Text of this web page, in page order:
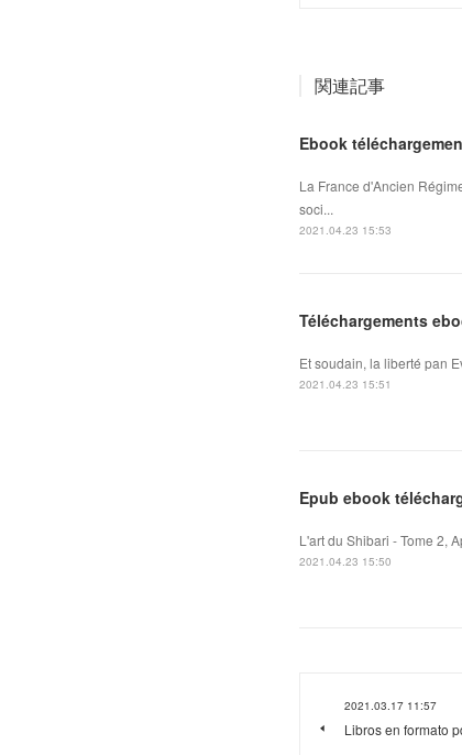
関連記事
Ebook
La France d'Ancien
soci...
2021.04.23 15:53
Téléchargements
Et soudain, la liberté pan
2021.04.23 15:51
Epub ebook
L'art du Shibari - Tome 2,
2021.04.23 15:50
2021.03.17 11:57
Libros en formato